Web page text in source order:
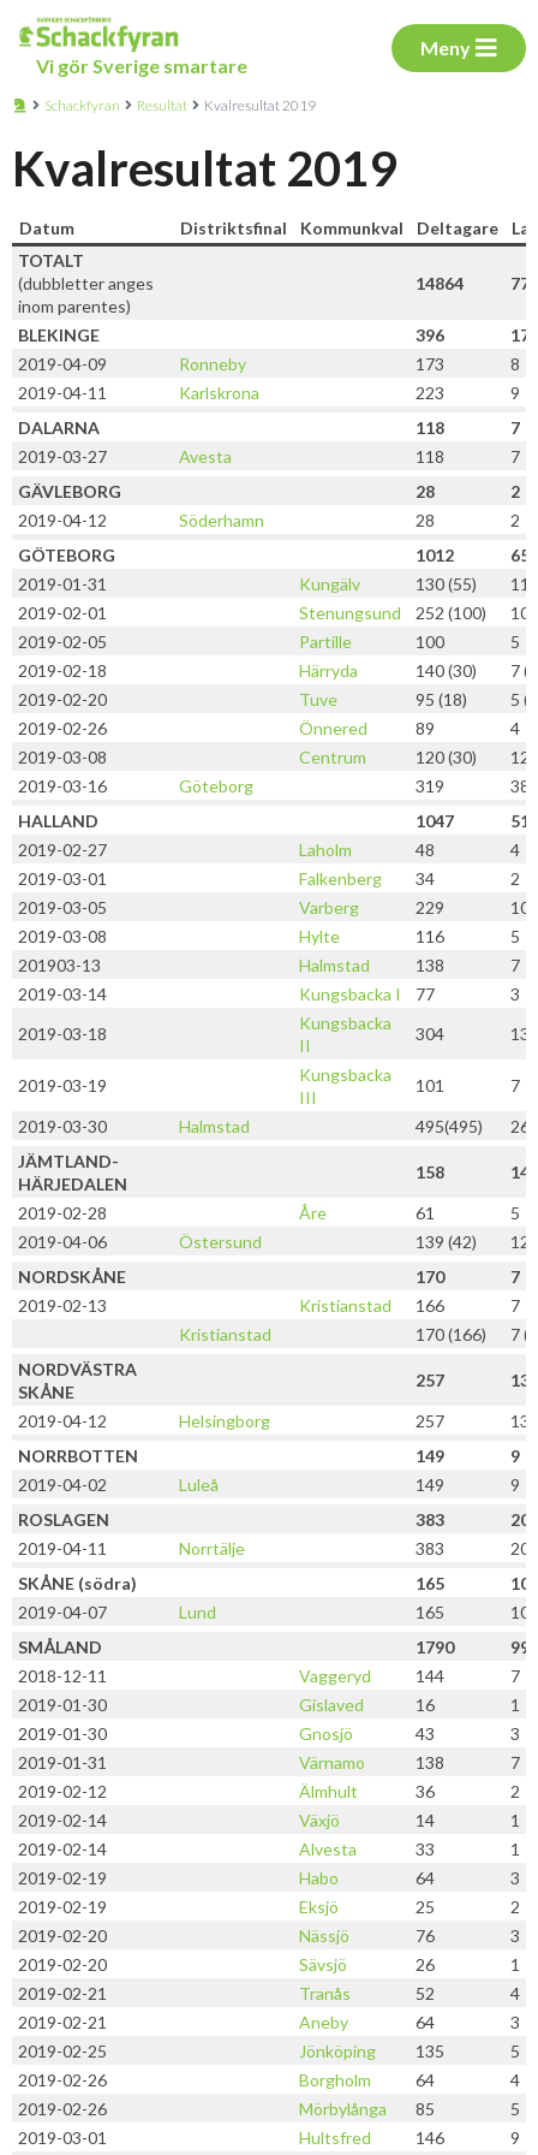
Vi gör Sverige smartare
Meny
Schackfyran Resultat Kvalresultat 2019
Kvalresultat 2019
Datum Distriktsfinal Kommunkval Deltagare
Lag
TOTALT
(dubbletter anges
inom parentes)
14864 776
BLEKINGE 396
17
2019-04-09
Ronneby 173
8
2019-04-11
Karlskrona 223
9
DALARNA
118
7
2019-03-27
Avesta 118
7
GÄVLEBORG
28
2
2019-04-12
Söderhamn 28
2
GÖTEBORG
1012
65
2019-01-31
Kungälv 130 (55)
11
2019-02-01
Stenungsund 252 (100)
10
2019-02-05
Partille 100
5
2019-02-18
Härryda 140 (30)
7
2019-02-20
Tuve 95 (18)
5
2019-02-26
Önnered 89
4
2019-03-08
Centrum 120 (30)
12
2019-03-16
Göteborg 319
38
HALLAND
1047
51
2019-02-27
Laholm 48
4
2019-03-01
Falkenberg 34
2
2019-03-05
Varberg 229
10
2019-03-08
Hylte 116
5
201903-13
Halmstad 138
7
2019-03-14
Kungsbacka I 77
3
2019-03-18
Kungsbacka
II
304 13
2019-03-19
Kungsbacka
III
101
7
2019-03-30
Halmstad 495(495)
JÄMTLAND-
HÄRJEDALEN
158
14
2019-02-28
Åre 61
5
2019-04-06
Östersund 139 (42)
12
NORDSKÅNE
170
7
2019-02-13
Kristianstad 166
7
Kristianstad
170 (166)
7
NORDVÄSTRA
SKÅNE
257
13
2019-04-12
Helsingborg 257
13
NORRBOTTEN
149
9
2019-04-02
Luleå 149
9
ROSLAGEN
383
20
2019-04-11
Norrtälje 383
20
SKÅNE (södra)
165
10
2019-04-07
Lund 165
10
SMÅLAND
1790
99
2018-12-11
Vaggeryd 144
7
2019-01-30
Gislaved 16
1
2019-01-30
Gnosjö 43
3
2019-01-31
Värnamo 138
7
2019-02-12
Älmhult 36
2
2019-02-14
Växjö 14
1
2019-02-14
Alvesta 33
1
2019-02-19
Habo 64
3
2019-02-19
Eksjö 25
2
2019-02-20
Nässjö 76
3
2019-02-20
Sävsjö 26
1
2019-02-21
Tranås 52
4
2019-02-21
Aneby 64
3
2019-02-25
Jönköping 135
5
2019-02-26
Borgholm 64
4
2019-02-26
Mörbylånga 85
5
2019-03-01
Hultsfred 146 9